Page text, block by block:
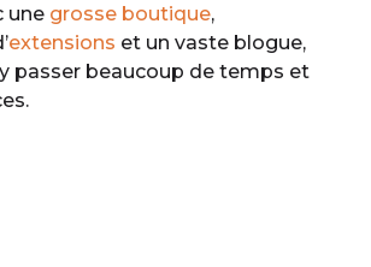
une grosse boutique,
extensions et un vaste blogue,
passer beaucoup de temps et